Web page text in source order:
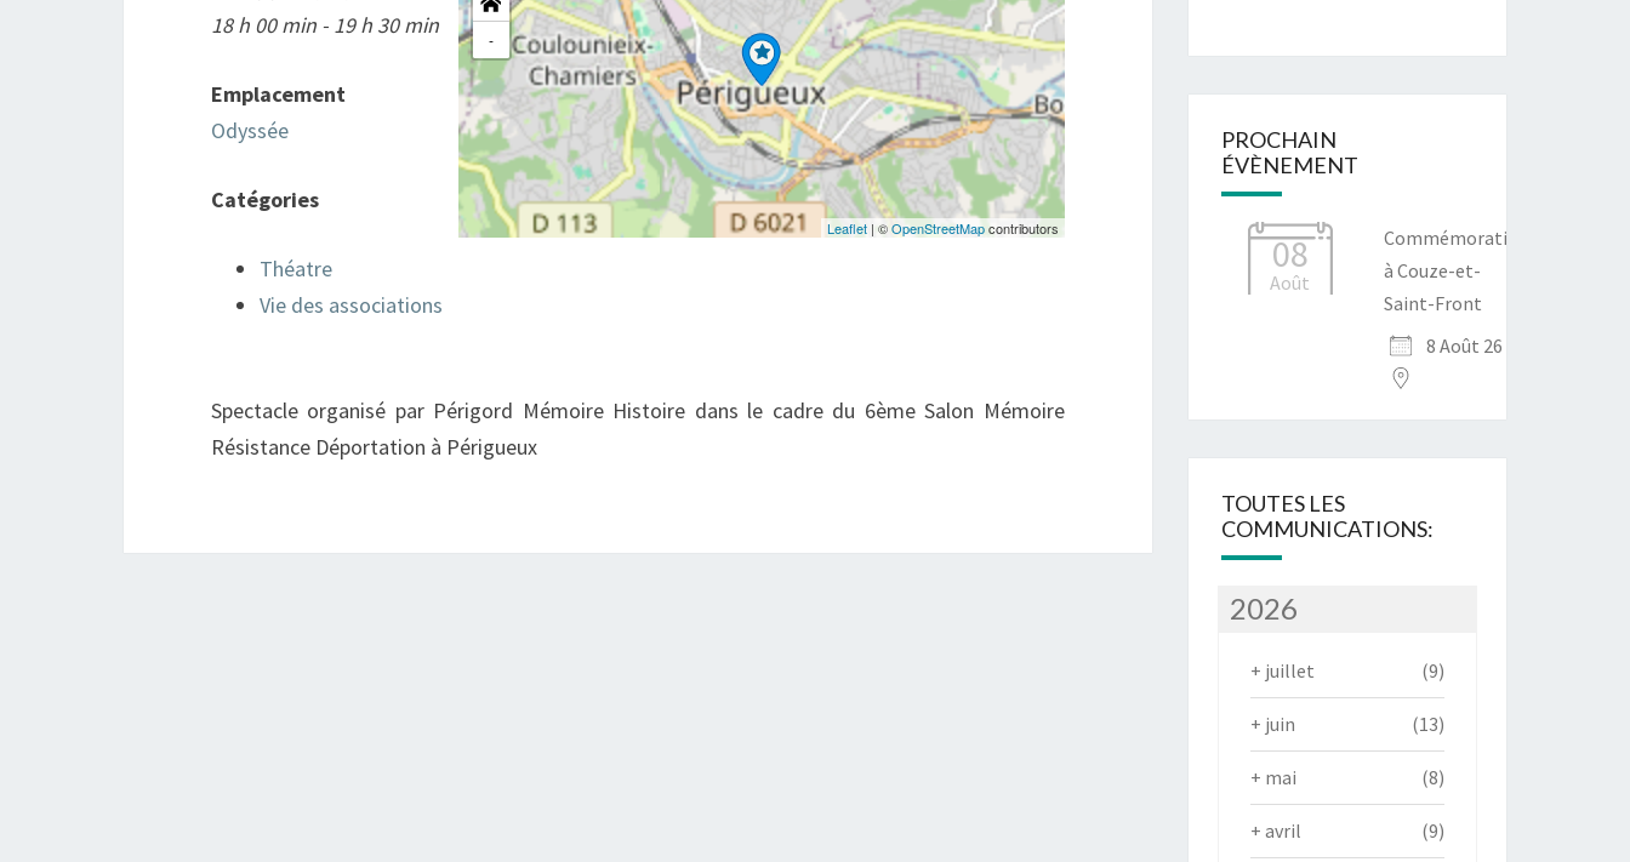
-
Leaflet| ©OpenStreetMapcontributors
18 h 00 min - 19 h 30 min
Emplacement
Odyssée
Catégories
Théatre
Vie des associations
Spectacle organisé par Périgord Mémoire Histoire dans le cadre du 6ème Salon Mémoire
Résistance Déportation à Périgueux
PROCHAIN
ÉVÈNEMENT
08
Août
Commémoration
à Couze-et-
Saint-Front
8 Août 26
TOUTES LES
COMMUNICATIONS:
2026
+ juillet (9)
+ juin (13)
+ mai (8)
+ avril (9)